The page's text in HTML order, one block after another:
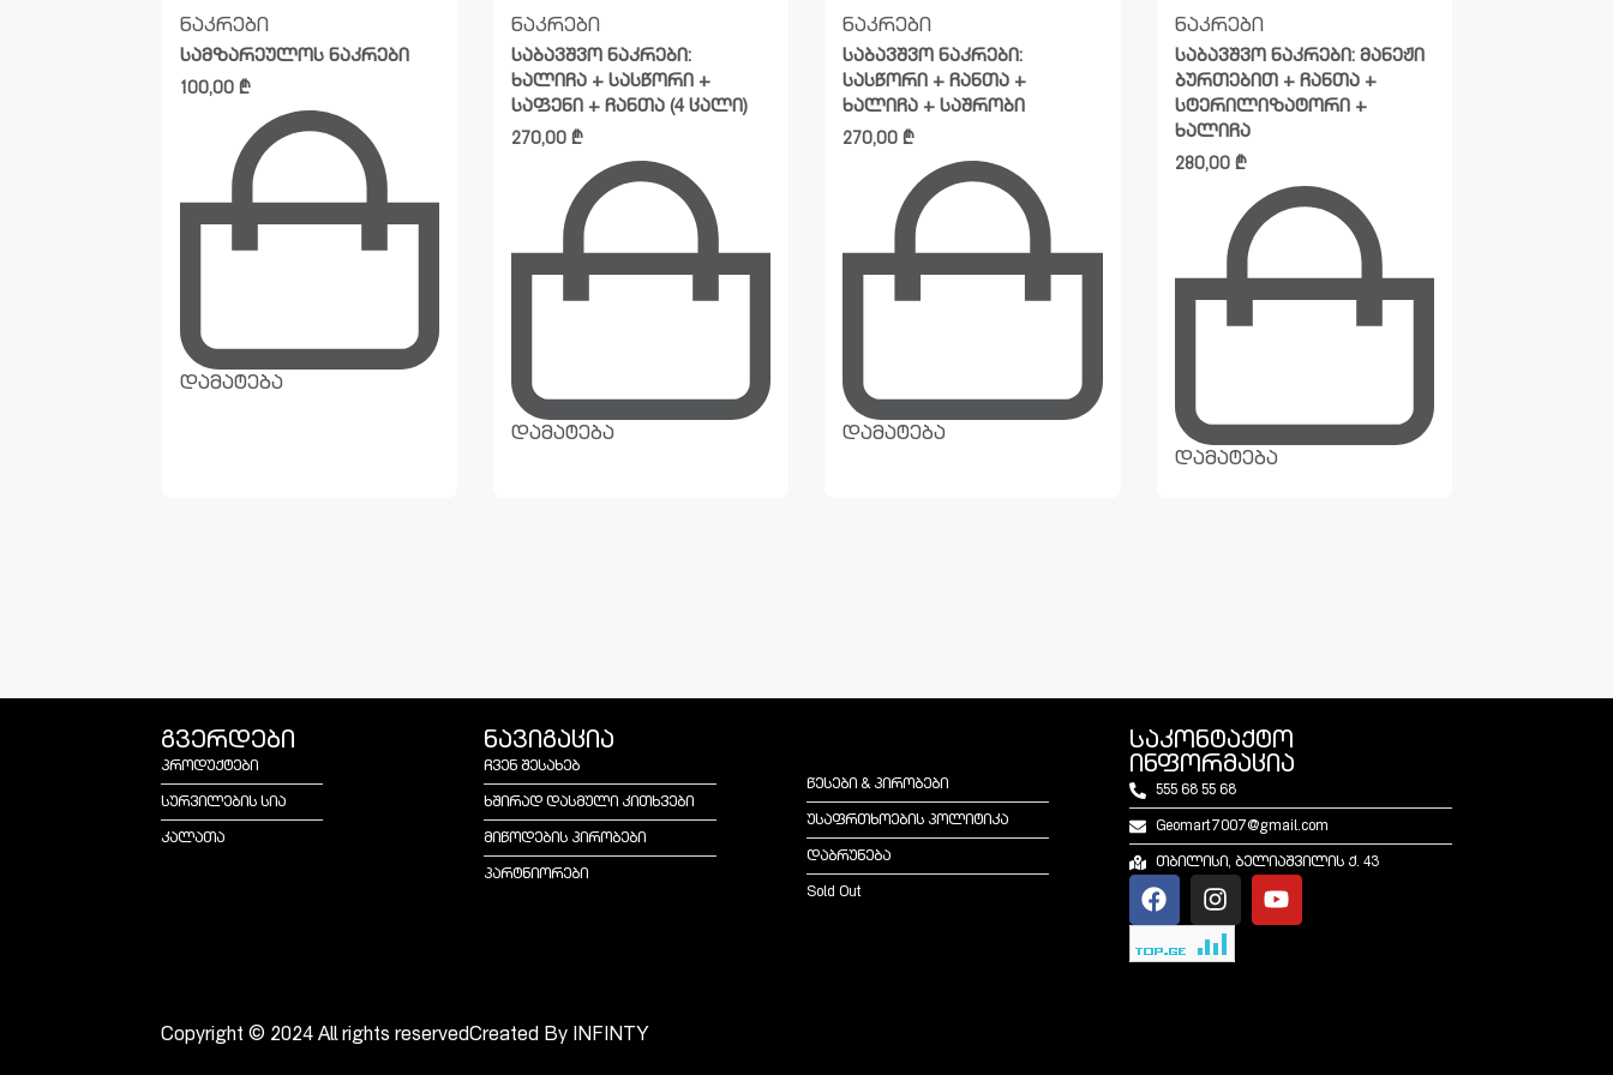
ნაკრები
სამზარეულოს ნაკრები
100,00 ₾
დამატება
ნაკრები
საბავშვო ნაკრები:
ხალიჩა + სასწორი +
საფენი + ჩანთა (4 ცალი)
270,00₾
დამატება
ნაკრები
საბავშვო ნაკრები:
სასწორი + ჩანთა +
ხალიჩა + საშრობი
270,00₾
დამატება
ნაკრები
საბავშვო ნაკრები: მანეჟი
ბურთებით + ჩანთა +
სტერილიზატორი +
ხალიჩა
280,00 ₾
დამატება
გვერდები
პროდუქტები
სურვილების სია
კალათა
ნავიგაცია
ჩვენ შესახებ
ხშირად დასმული კითხვები
მიწოდების პირობები
პარტნიორები
წესები & პირობები
უსაფრთხოების პოლიტიკა
დაბრუნება
Sold Out
საკონტაქტო
ინფორმაცია
555 68 55 68
Geomart7007@gmail.com
თბილისი, ბელიაშვილის ქ. 43
Copyright © 2024 All rights reservedCreated By INFINTY